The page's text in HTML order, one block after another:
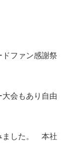
ファン感謝祭
会もあり自由
ました。 本社